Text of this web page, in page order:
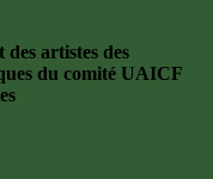
artistes des
du comité UAICF